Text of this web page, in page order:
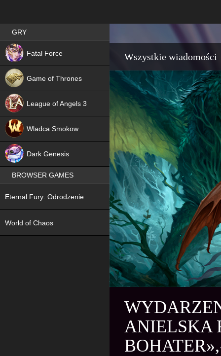
Wszystkie wiadomości
ANIELSKA
Best RPG games in Poland
GRY
Fatal Force
NEW
Game of Thrones
League of Angels 3
Wladca Smokow
Dark Genesis
BROWSER GAMES
Eternal Fury: Odrodzenie
World of Chaos
NEW